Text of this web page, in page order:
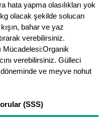
hata yapma olasılıkları yok
olacak şekilde solucan
bahar ve yaz
verebilirsiniz.
Mücadelesi:Organik
verebilirsiniz. Gülleci
döneminde ve meyve nohut
(SSS)